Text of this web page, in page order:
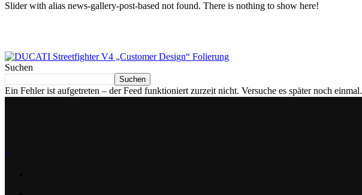
Slider with alias news-gallery-post-based not found. There is nothing to show here!
Suchen
Suchen
Ein Fehler ist aufgetreten – der Feed funktioniert zurzeit nicht. Versuche es später noch einmal.